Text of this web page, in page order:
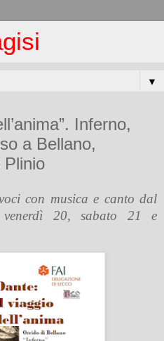
▼
Inferno,
a Bellano,
Plinio
con musica e canto dal
20, sabato 21 e